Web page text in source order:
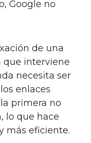
Google no
de una
que interviene
necesita ser
enlaces
primera no
lo que hace
más eficiente.